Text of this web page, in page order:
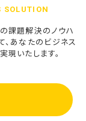
SOLUTION
課題解決のノウハ
、あなたのビジネス
現いたします。